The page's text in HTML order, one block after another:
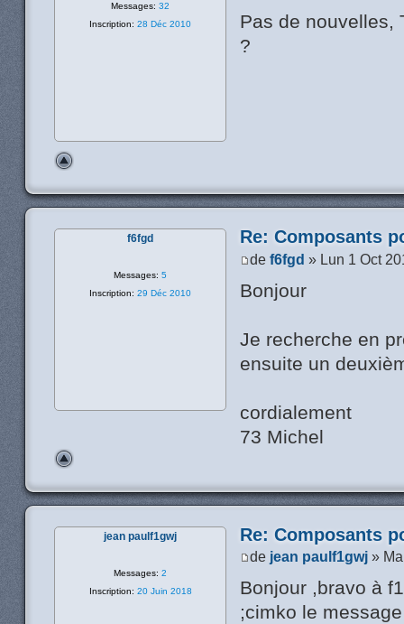
Pas de nouvelles,
?
Messages: 32
Inscription: 28 Déc 2010
Re: Composants
def6fgd » Lun 1 Oct
Bonjour
Je recherche en
ensuite un
cordialement
73 Michel
f6fgd
Messages: 5
Inscription: 29 Déc 2010
Re: Composants
de jean paulf1gwj »
Bonjour ,bravo à
;cimko le
jean paulf1gwj
Messages: 2
Inscription: 20 Juin 2018